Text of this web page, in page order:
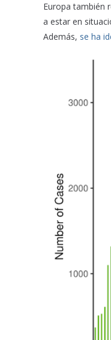
Europa también
a estar en
Además, se ha